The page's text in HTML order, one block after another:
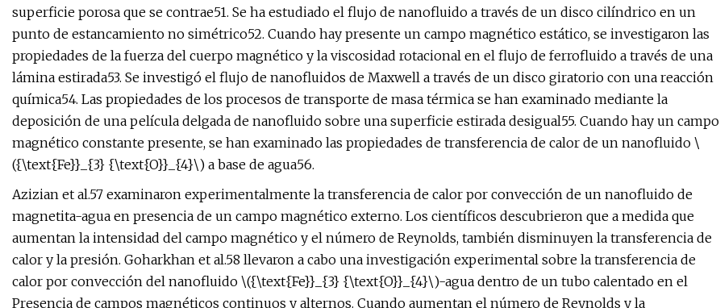
superficie porosa que se contrae51. Se ha estudiado el flujo de nanofluido a través de un disco cilíndrico en un
punto de estancamiento no simétrico52. Cuando hay presente un campo magnético estático, se investigaron las
propiedades de la fuerza del cuerpo magnético y la viscosidad rotacional en el flujo de ferrofluido a través de una
lámina estirada53. Se investigó el flujo de nanofluidos de Maxwell a través de un disco giratorio con una reacción
química54. Las propiedades de los procesos de transporte de masa térmica se han examinado mediante la
deposición de una película delgada de nanofluido sobre una superficie estirada desigual55. Cuando hay un campo
magnético constante presente, se han examinado las propiedades de transferencia de calor de un nanofluido \
({\text{Fe}}_{3} {\text{O}}_{4}\) a base de agua56.
Azizian et al.57 examinaron experimentalmente la transferencia de calor por convección de un nanofluido de
magnetita-agua en presencia de un campo magnético externo. Los científicos descubrieron que a medida que
aumentan la intensidad del campo magnético y el número de Reynolds, también disminuyen la transferencia de
calor y la presión. Goharkhan et al.58 llevaron a cabo una investigación experimental sobre la transferencia de
calor por convección del nanofluido \({\text{Fe}}_{3} {\text{O}}_{4}\)-agua dentro de un tubo calentado en el
Presencia de campos magnéticos continuos y alternos. Cuando aumentan el número de Reynolds y la